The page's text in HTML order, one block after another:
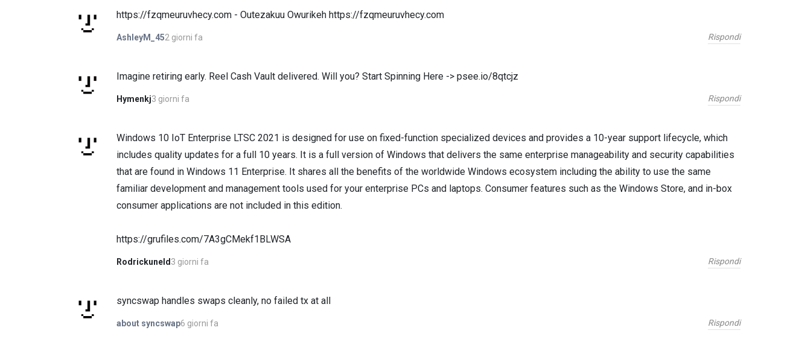
https://fzqmeuruvhecy.com - Outezakuu Owurikeh https://fzqmeuruvhecy.com
AshleyM_452 giorni fa Rispondi
Imagine retiring early. Reel Cash Vault delivered. Will you? Start Spinning Here -> psee.io/8qtcjz
Hymenkj3 giorni fa Rispondi
Windows 10 IoT Enterprise LTSC 2021 is designed for use on fixed-function specialized devices and provides a 10-year support lifecycle, which
includes quality updates for a full 10 years. It is a full version of Windows that delivers the same enterprise manageability and security capabilities
that are found in Windows 11 Enterprise. It shares all the benefits of the worldwide Windows ecosystem including the ability to use the same
familiar development and management tools used for your enterprise PCs and laptops. Consumer features such as the Windows Store, and in-box
consumer applications are not included in this edition.
https://grufiles.com/7A3gCMekf1BLWSA
Rodrickuneld3 giorni fa Rispondi
syncswap handles swaps cleanly, no failed tx at all
about syncswap6 giorni fa Rispondi